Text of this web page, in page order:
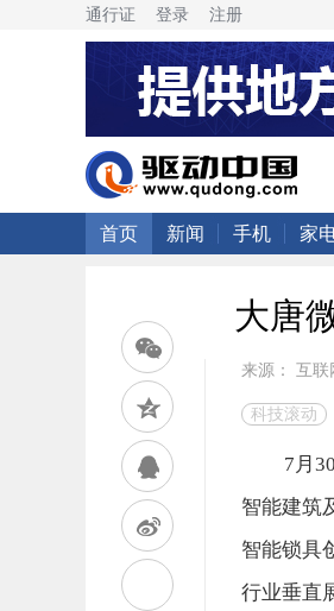
通行证 登录 注册
首页 新闻 手机 家
大唐
来源： 互联
科技滚动
7月
智能建筑
智能锁具
行业垂直